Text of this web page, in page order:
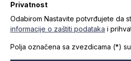
Privatnost
Odabirom Nastavite potvrđujete da
informacije o zaštiti podataka i
Polja označena sa zvezdicama (*)